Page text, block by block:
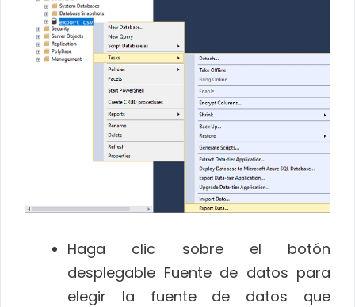
Haga clic sobre el botón
desplegable Fuente de datos para
elegir la fuente de datos que